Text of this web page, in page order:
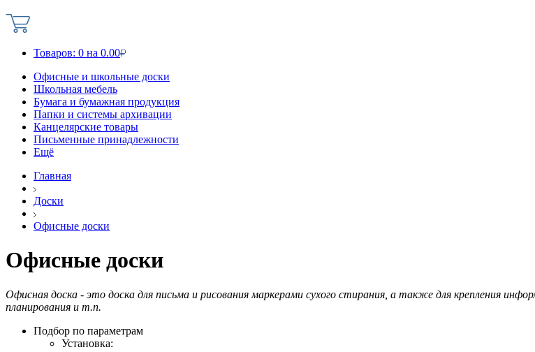
Товаров: 0 на 0.00
Офисные и школьные доски
Школьная мебель
Бумага и бумажная продукция
Папки и системы архивации
Канцелярские товары
Письменные принадлежности
Ещё
Главная
Доски
Офисные доски
Офисные доски
Офисная доска - это доска для письма и рисования маркерами сухого стирания, а также для крепления
планирования и т.п.
Подбор по параметрам
Установка: